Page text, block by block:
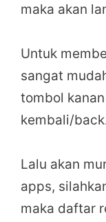
maka akan
Untuk
sangat
tombol
kembali/
Lalu akan
apps,
maka daftar